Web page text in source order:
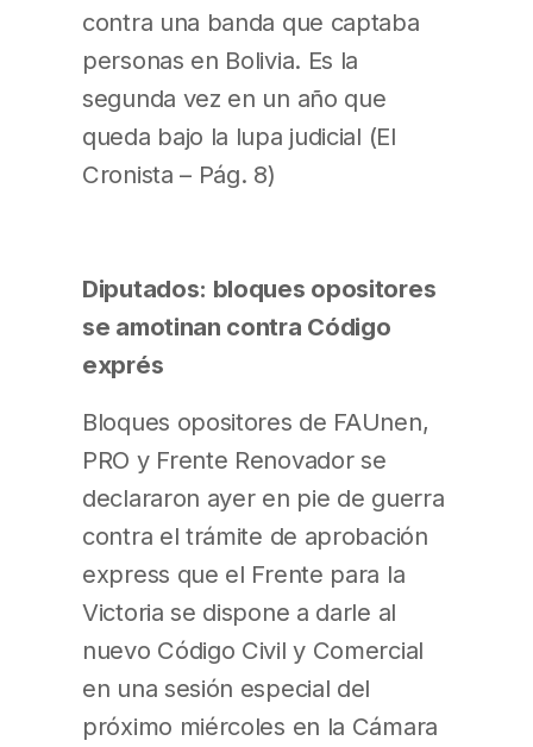
contra una banda que captaba
personas en Bolivia. Es la
segunda vez en un año que
queda bajo la lupa judicial (El
Cronista – Pág. 8)
Diputados: bloques opositores
se amotinan contra Código
exprés
Bloques opositores de FAUnen,
PRO y Frente Renovador se
declararon ayer en pie de guerra
contra el trámite de aprobación
express que el Frente para la
Victoria se dispone a darle al
nuevo Código Civil y Comercial
en una sesión especial del
próximo miércoles en la Cámara